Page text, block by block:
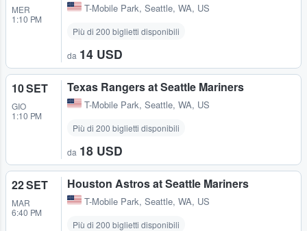
MER
1:10 PM
T-Mobile Park, Seattle, WA, US
Più di 200 biglietti disponibili
da 14 USD
10 SET
GIO
1:10 PM
Texas Rangers at Seattle Mariners
T-Mobile Park, Seattle, WA, US
Più di 200 biglietti disponibili
da 18 USD
22 SET
MAR
6:40 PM
Houston Astros at Seattle Mariners
T-Mobile Park, Seattle, WA, US
Più di 200 biglietti disponibili